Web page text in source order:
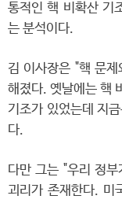
통적인 핵 비확산 기
는 분석이다.
김 이사장은 "핵 문
해졌다. 옛날에는 핵
기조가 있었는데 지
다.
다만 그는 "우리 정
괴리가 존재한다. 미